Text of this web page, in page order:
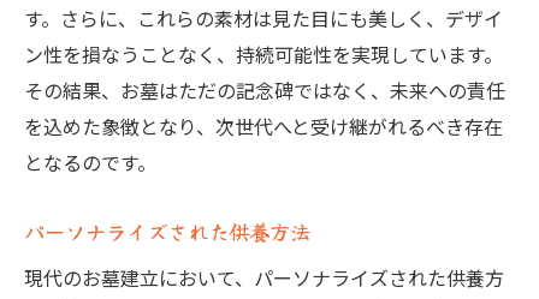
す。さらに、これらの素材は見た目にも美しく、デザイ
ン性を損なうことなく、持続可能性を実現しています。
その結果、お墓はただの記念碑ではなく、未来への責任
を込めた象徴となり、次世代へと受け継がれるべき存在
となるのです。
パーソナライズされた供養方法
現代のお墓建立において、パーソナライズされた供養方